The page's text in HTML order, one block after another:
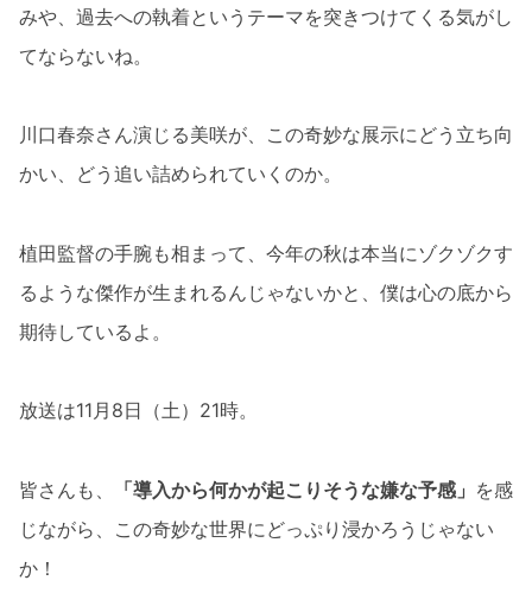
みや、過去への執着というテーマを突きつけてくる気がし
てならないね。
川口春奈さん演じる美咲が、この奇妙な展示にどう立ち向
かい、どう追い詰められていくのか。
植田監督の手腕も相まって、今年の秋は本当にゾクゾクす
るような傑作が生まれるんじゃないかと、僕は心の底から
期待しているよ。
放送は11月8日（土）21時。
皆さんも、 「導入から何かが起こりそうな嫌な予感」 を感
じながら、この奇妙な世界にどっぷり浸かろうじゃない
か！